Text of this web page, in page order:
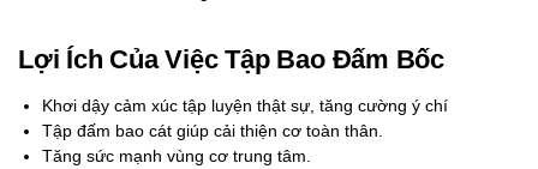
Lợi Ích Của Việc Tập Bao Đấm Bốc
Khơi dậy cảm xúc tập luyện thật sự, tăng cường ý chí
Tập đấm bao cát giúp cải thiện cơ toàn thân.
Tăng sức mạnh vùng cơ trung tâm.